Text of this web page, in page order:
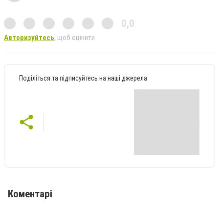
0,0
Авторизуйтесь, щоб оцінити
Поділіться та підписуйтесь на наші джерела
Коментарі